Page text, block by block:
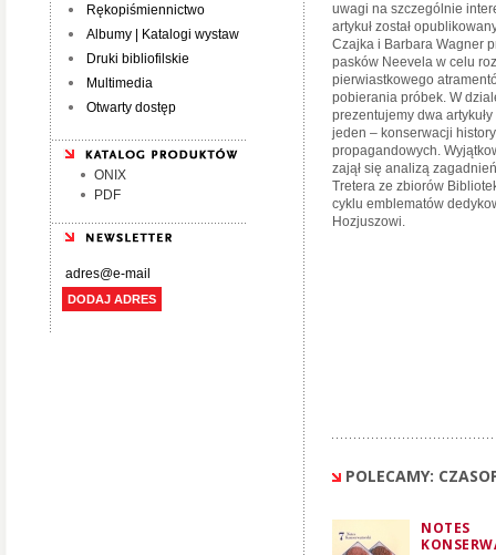
Rękopiśmiennictwo
Albumy | Katalogi wystaw
Druki bibliofilskie
Multimedia
Otwarty dostęp
ONIX
PDF
DODAJ ADRES
uwagi na szczególnie
artykuł został
Czajka i Barbara Wagner
pasków Neevela w celu
pierwiastkowego
pobierania próbek. W
prezentujemy dwa
jeden – konserwacji
propagandowych.
zajął się analizą
Tretera ze zbiorów
cyklu emblematów
Hozjuszowi.
POLECAMY:
NOTES